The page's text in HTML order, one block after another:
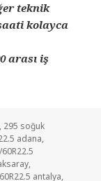
teknik
kolayca
arası iş
, 295 soğuk
adana,
,
antalya,